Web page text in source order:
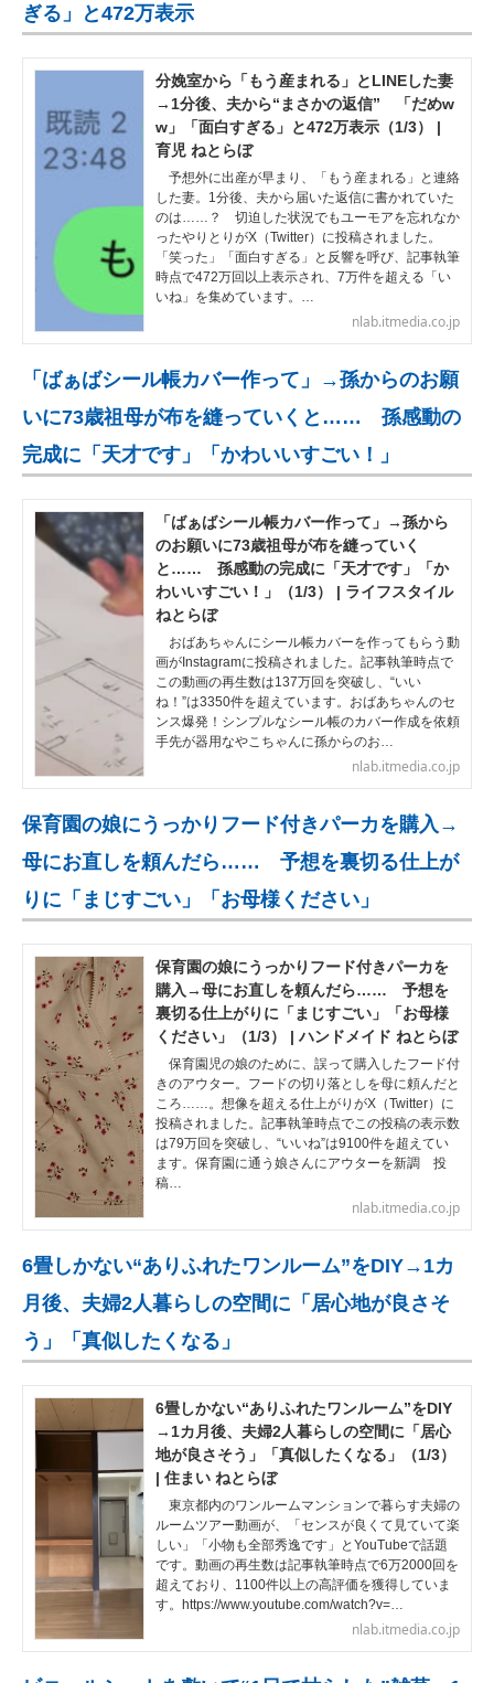
ぎる」と472万表示
分娩室から「もう産まれる」とLINEした妻
→1分後、夫から“まさかの返信” 「だめw
w」「面白すぎる」と472万表示（1/3） |
育児 ねとらぼ
予想外に出産が早まり、「もう産まれる」と連絡
した妻。1分後、夫から届いた返信に書かれていた
のは……？ 切迫した状況でもユーモアを忘れなか
ったやりとりがX（Twitter）に投稿されました。
「笑った」「面白すぎる」と反響を呼び、記事執筆
時点で472万回以上表示され、7万件を超える「い
いね」を集めています。…
nlab.itmedia.co.jp
「ばぁばシール帳カバー作って」→孫からのお願
いに73歳祖母が布を縫っていくと…… 孫感動の
完成に「天才です」「かわいいすごい！」
「ばぁばシール帳カバー作って」→孫から
のお願いに73歳祖母が布を縫っていく
と…… 孫感動の完成に「天才です」「か
わいいすごい！」（1/3） | ライフスタイル
ねとらぼ
おばあちゃんにシール帳カバーを作ってもらう動
画がInstagramに投稿されました。記事執筆時点で
この動画の再生数は137万回を突破し、“いい
ね！”は3350件を超えています。おばあちゃんのセ
ンス爆発！シンプルなシール帳のカバー作成を依頼
手先が器用なやこちゃんに孫からのお…
nlab.itmedia.co.jp
保育園の娘にうっかりフード付きパーカを購入→
母にお直しを頼んだら…… 予想を裏切る仕上が
りに「まじすごい」「お母様ください」
保育園の娘にうっかりフード付きパーカを
購入→母にお直しを頼んだら…… 予想を
裏切る仕上がりに「まじすごい」「お母様
ください」（1/3） | ハンドメイド ねとらぼ
保育園児の娘のために、誤って購入したフード付
きのアウター。フードの切り落としを母に頼んだと
ころ……。想像を超える仕上がりがX（Twitter）に
投稿されました。記事執筆時点でこの投稿の表示数
は79万回を突破し、“いいね”は9100件を超えてい
ます。保育園に通う娘さんにアウターを新調 投
稿…
nlab.itmedia.co.jp
6畳しかない“ありふれたワンルーム”をDIY→1カ
月後、夫婦2人暮らしの空間に「居心地が良さそ
う」「真似したくなる」
6畳しかない“ありふれたワンルーム”をDIY
→1カ月後、夫婦2人暮らしの空間に「居心
地が良さそう」「真似したくなる」（1/3）
| 住まい ねとらぼ
東京都内のワンルームマンションで暮らす夫婦の
ルームツアー動画が、「センスが良くて見ていて楽
しい」「小物も全部秀逸です」とYouTubeで話題
です。動画の再生数は記事執筆時点で6万2000回を
超えており、1100件以上の高評価を獲得していま
す。https://www.youtube.com/watch?v=…
nlab.itmedia.co.jp